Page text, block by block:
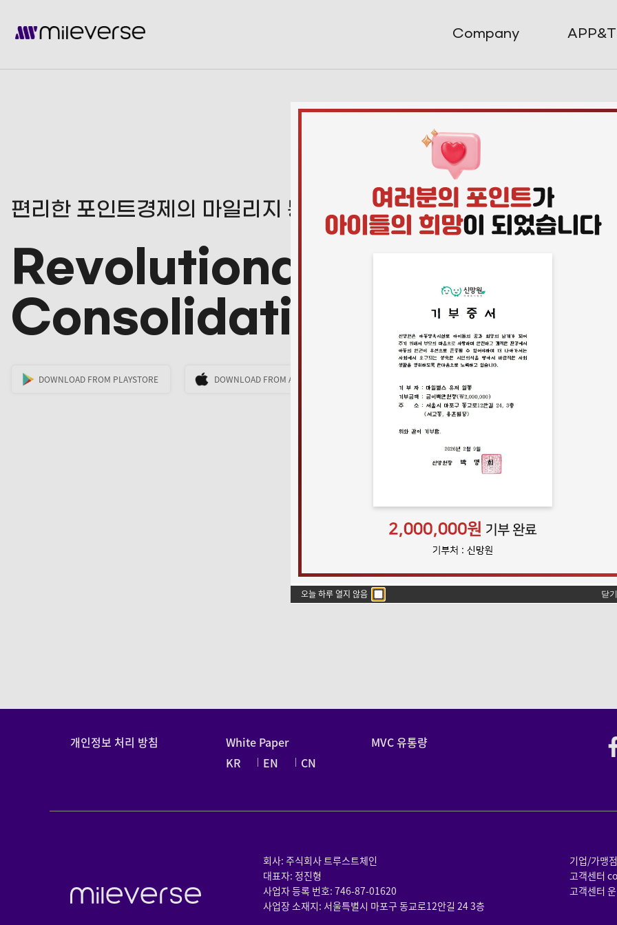
오늘 하루 열지 않음 닫기
Company
편리한 포인트경제의 마일리지 통합·결제 플랫폼
Revolutionary Mileage
Consolidation Platform
DOWNLOAD FROM PLAYSTORE DOWNLOAD FROM APPSTORE
개인정보 처리 방침
White Paper
KR
EN CN
MVC 유통량
회사: 주식회사 트루스트체인
대표자: 정진형
사업자 등록 번호: 746-87-01620
사업장 소재지: 서울특별시 마포구 동교로12안길 24 3층
기업/가맹
고객센터
고객센터